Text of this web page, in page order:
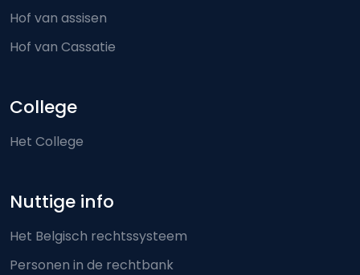
Hof van assisen
Hof van Cassatie
College
Het College
Nuttige info
Het Belgisch rechtssysteem
Personen in de rechtbank